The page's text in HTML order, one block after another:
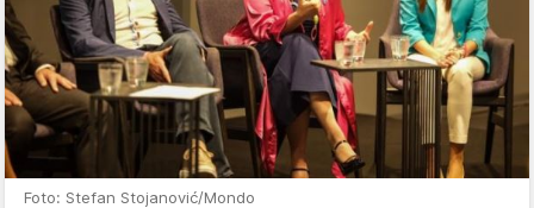
Foto: Stefan Stojanović/Mondo